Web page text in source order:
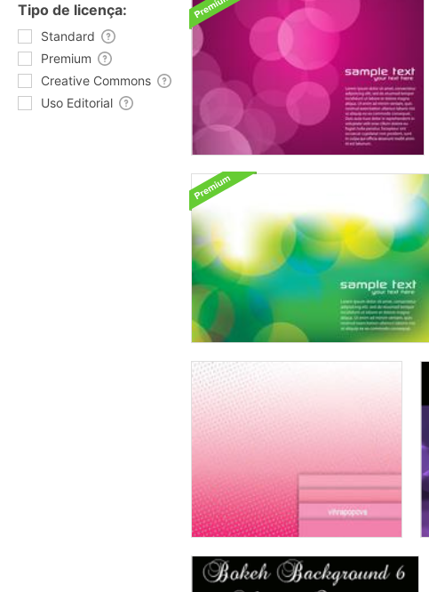
Tipo de licença:
Standard
Premium
Creative Commons
Uso Editorial